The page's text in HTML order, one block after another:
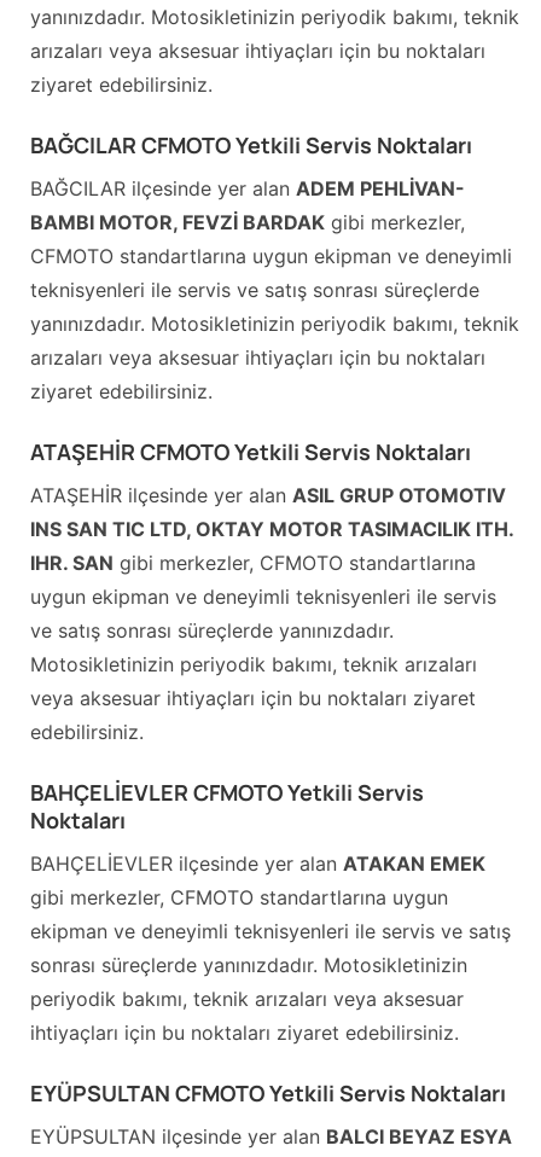
yanınızdadır. Motosikletinizin periyodik bakımı, teknik
arızaları veya aksesuar ihtiyaçları için bu noktaları
ziyaret edebilirsiniz.
BAĞCILAR CFMOTO Yetkili Servis Noktaları
BAĞCILAR ilçesinde yer alan ADEM PEHLİVAN-
BAMBI MOTOR, FEVZİ BARDAK gibi merkezler,
CFMOTO standartlarına uygun ekipman ve deneyimli
teknisyenleri ile servis ve satış sonrası süreçlerde
yanınızdadır. Motosikletinizin periyodik bakımı, teknik
arızaları veya aksesuar ihtiyaçları için bu noktaları
ziyaret edebilirsiniz.
ATAŞEHİR CFMOTO Yetkili Servis Noktaları
ATAŞEHİR ilçesinde yer alan ASIL GRUP OTOMOTIV
INS SAN TIC LTD, OKTAY MOTOR TASIMACILIK ITH.
IHR. SAN gibi merkezler, CFMOTO standartlarına
uygun ekipman ve deneyimli teknisyenleri ile servis
ve satış sonrası süreçlerde yanınızdadır.
Motosikletinizin periyodik bakımı, teknik arızaları
veya aksesuar ihtiyaçları için bu noktaları ziyaret
edebilirsiniz.
BAHÇELİEVLER CFMOTO Yetkili Servis
Noktaları
BAHÇELİEVLER ilçesinde yer alan ATAKAN EMEK
gibi merkezler, CFMOTO standartlarına uygun
ekipman ve deneyimli teknisyenleri ile servis ve satış
sonrası süreçlerde yanınızdadır. Motosikletinizin
periyodik bakımı, teknik arızaları veya aksesuar
ihtiyaçları için bu noktaları ziyaret edebilirsiniz.
EYÜPSULTAN CFMOTO Yetkili Servis Noktaları
EYÜPSULTAN ilçesinde yer alan BALCI BEYAZ ESYA